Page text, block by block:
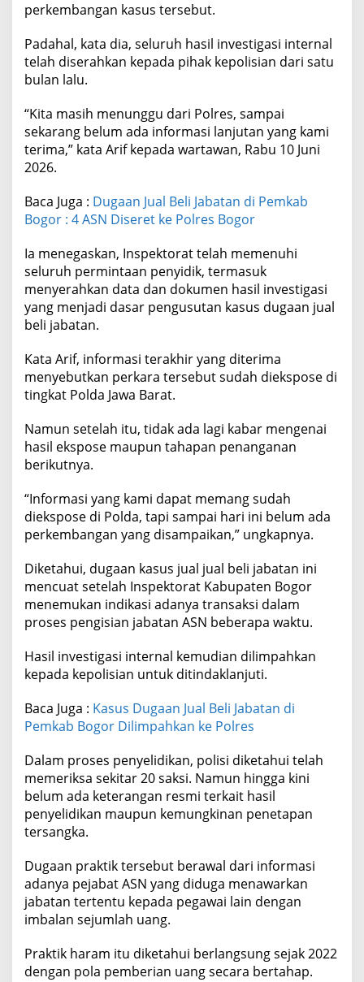
perkembangan kasus tersebut.
Padahal, kata dia, seluruh hasil investigasi internal
telah diserahkan kepada pihak kepolisian dari satu
bulan lalu.
“Kita masih menunggu dari Polres, sampai
sekarang belum ada informasi lanjutan yang kami
terima,” kata Arif kepada wartawan, Rabu 10 Juni
2026.
Baca Juga : Dugaan Jual Beli Jabatan di Pemkab
Bogor : 4 ASN Diseret ke Polres Bogor
Ia menegaskan, Inspektorat telah memenuhi
seluruh permintaan penyidik, termasuk
menyerahkan data dan dokumen hasil investigasi
yang menjadi dasar pengusutan kasus dugaan jual
beli jabatan.
Kata Arif, informasi terakhir yang diterima
menyebutkan perkara tersebut sudah diekspose di
tingkat Polda Jawa Barat.
Namun setelah itu, tidak ada lagi kabar mengenai
hasil ekspose maupun tahapan penanganan
berikutnya.
“Informasi yang kami dapat memang sudah
diekspose di Polda, tapi sampai hari ini belum ada
perkembangan yang disampaikan,” ungkapnya.
Diketahui, dugaan kasus jual jual beli jabatan ini
mencuat setelah Inspektorat Kabupaten Bogor
menemukan indikasi adanya transaksi dalam
proses pengisian jabatan ASN beberapa waktu.
Hasil investigasi internal kemudian dilimpahkan
kepada kepolisian untuk ditindaklanjuti.
Baca Juga : Kasus Dugaan Jual Beli Jabatan di
Pemkab Bogor Dilimpahkan ke Polres
Dalam proses penyelidikan, polisi diketahui telah
memeriksa sekitar 20 saksi. Namun hingga kini
belum ada keterangan resmi terkait hasil
penyelidikan maupun kemungkinan penetapan
tersangka.
Dugaan praktik tersebut berawal dari informasi
adanya pejabat ASN yang diduga menawarkan
jabatan tertentu kepada pegawai lain dengan
imbalan sejumlah uang.
Praktik haram itu diketahui berlangsung sejak 2022
dengan pola pemberian uang secara bertahap.